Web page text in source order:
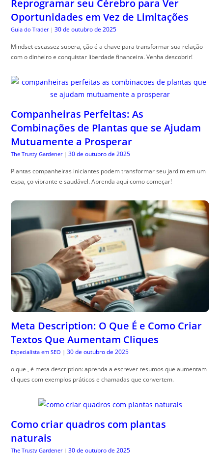
Reprogramar seu Cérebro para Ver
Oportunidades em Vez de Limitações
Guia do Trader | 30 de outubro de 2025
Mindset escassez supera, ção é a chave para transformar sua relação
com o dinheiro e conquistar liberdade financeira. Venha descobrir!
Companheiras Perfeitas: As
Combinações de Plantas que se Ajudam
Mutuamente a Prosperar
The Trusty Gardener | 30 de outubro de 2025
Plantas companheiras iniciantes podem transformar seu jardim em um
espa, ço vibrante e saudável. Aprenda aqui como começar!
Meta Description: O Que É e Como Criar
Textos Que Aumentam Cliques
Especialista em SEO | 30 de outubro de 2025
o que , é meta description: aprenda a escrever resumos que aumentam
cliques com exemplos práticos e chamadas que convertem.
Como criar quadros com plantas
naturais
The Trusty Gardener | 30 de outubro de 2025